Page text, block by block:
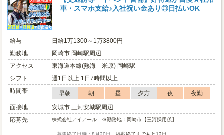
車・スマホ支給♪入社祝い金あり◎日払いOK
給与
日給1万1300～1万3800円
勤務地
岡崎市 岡崎駅周辺
アクセス
東海道本線(熱海－米原) 岡崎駅
シフト
週1日以上 1日7時間以上
時間帯
早朝 朝 昼 夕方 夜
夜勤
面接地
安城市 三河安城駅周辺
応募先
株式会社アイアール ※勤務地：岡崎市【三河採用係】